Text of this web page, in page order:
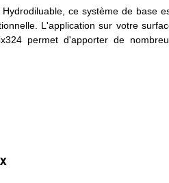
ce système de base
L'application sur votre
permet d'apporter de